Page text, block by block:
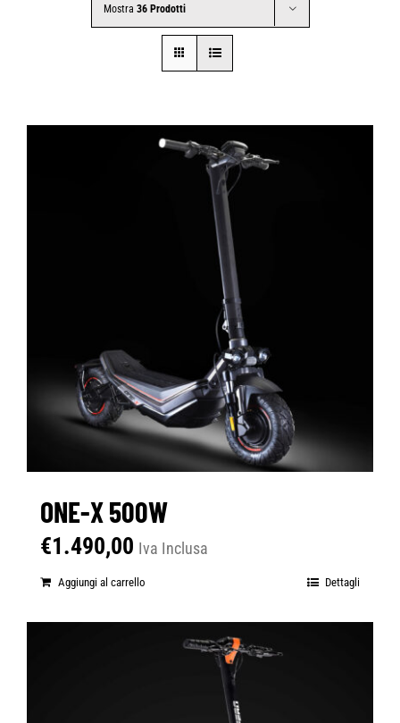
CONTATTI
ACCOUNT
CARRELLO
Mostra 36 Prodotti
ONE-X 500W
€1.490,00 Iva Inclusa
Aggiungi al carrello Dettagli